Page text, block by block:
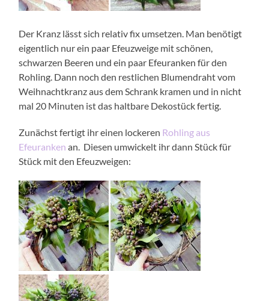
Der Kranz lässt sich relativ fix umsetzen. Man benötigt
eigentlich nur ein paar Efeuzweige mit schönen,
schwarzen Beeren und ein paar Efeuranken für den
Rohling. Dann noch den restlichen Blumendraht vom
Weihnachtkranz aus dem Schrank kramen und in nicht
mal 20 Minuten ist das haltbare Dekostück fertig.
Zunächst fertigt ihr einen lockeren Rohling aus
Efeuranken an. Diesen umwickelt ihr dann Stück für
Stück mit den Efeuzweigen: